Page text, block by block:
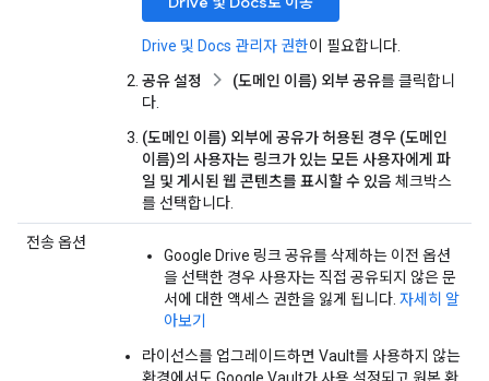
Drive 및 Docs 관리자 권한이 필요합니다.
공유 설정
(도메인 이름) 외부 공유를 클릭합니
다.
(도메인 이름) 외부에 공유가 허용된 경우 (도메인
이름)의 사용자는 링크가 있는 모든 사용자에게 파
일 및 게시된 웹 콘텐츠를 표시할 수 있음 체크박스
를 선택합니다.
전송 옵션
Google Drive 링크 공유를 삭제하는 이전 옵션
을 선택한 경우 사용자는 직접 공유되지 않은 문
서에 대한 액세스 권한을 잃게 됩니다. 자세히 알
아보기
라이선스를 업그레이드하면 Vault를 사용하지 않는